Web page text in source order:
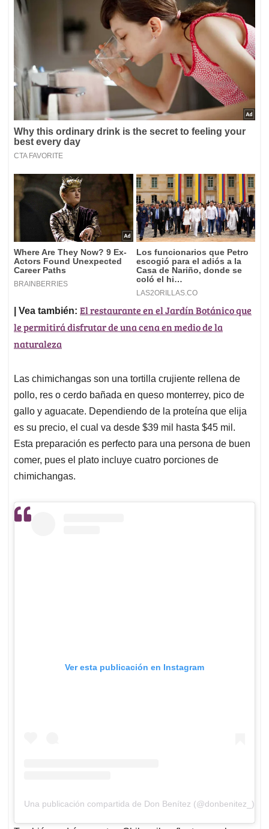
| Vea también: El restaurante en el Jardín Botánico que
le permitirá disfrutar de una cena en medio de la
naturaleza
Las chimichangas son una tortilla crujiente rellena de
pollo, res o cerdo bañada en queso monterrey, pico de
gallo y aguacate. Dependiendo de la proteína que elija
es su precio, el cual va desde $39 mil hasta $45 mil.
Esta preparación es perfecto para una persona de buen
comer, pues el plato incluye cuatro porciones de
chimichangas.
Ver esta publicación en Instagram
Una publicación compartida de Don Benítez (@donbenitez_)